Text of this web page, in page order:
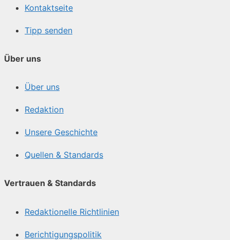
Kontaktseite
Tipp senden
Über uns
Über uns
Redaktion
Unsere Geschichte
Quellen & Standards
Vertrauen & Standards
Redaktionelle Richtlinien
Berichtigungspolitik